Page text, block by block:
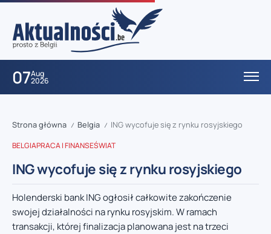
07Aug
2026
Strona główna / Belgia / ING wycofuje się z rynku rosyjskiego
BELGIAPRACA I FINANSEŚWIAT
ING wycofuje się z rynku rosyjskiego
Holenderski bank ING ogłosił całkowite zakończenie
swojej działalności na rynku rosyjskim. W ramach
transakcji, której finalizacja planowana jest na trzeci